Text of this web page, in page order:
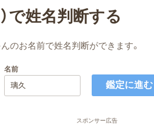
で姓名判断する
のお名前で姓名判断ができます。
名前
スポンサー広告